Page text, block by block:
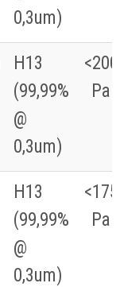
0,3um)
H13
(99,99%
@
0,3um)
<200
Pa
H13
(99,99%
@
0,3um)
<175
Pa